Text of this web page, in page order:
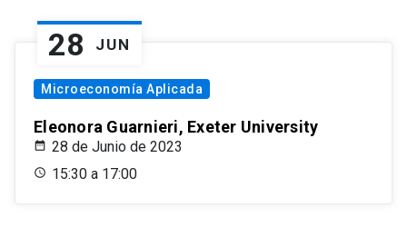
28 JUN
Microeconomía Aplicada
Eleonora Guarnieri, Exeter University
28 de Junio de 2023
15:30 a 17:00